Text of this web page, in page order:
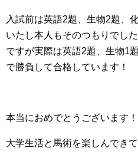
入試前は英語2題、生物2題、
いたし本人もそのつもりでした
ですが実際は英語2題、生物1
で勝負して合格しています！
本当におめでとうございます！
大学生活と馬術を楽しんできて